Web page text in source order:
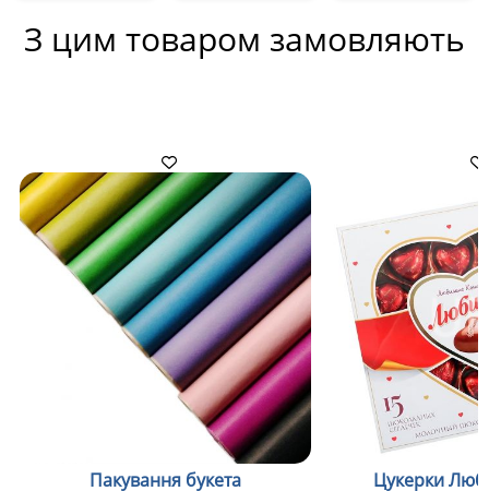
З цим товаром замовляють
Пакування букета Цукерки